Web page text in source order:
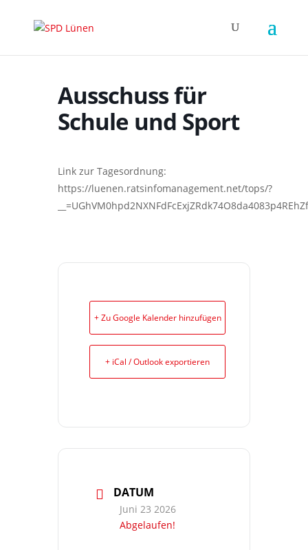
Ausschuss für
Schule und Sport
Link zur Tagesordnung:
https://luenen.ratsinfomanagement.net/tops/?
+ Zu Google Kalender hinzufügen
+ iCal / Outlook exportieren
DATUM
Juni 23 2026
Abgelaufen!